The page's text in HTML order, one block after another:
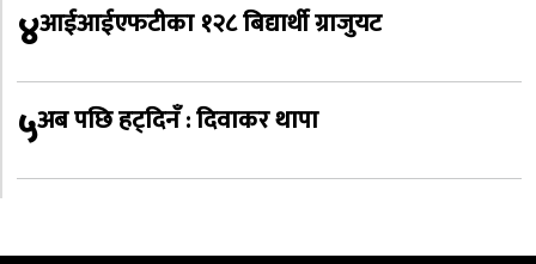
४आईआईएफटीका १२८ बिद्यार्थी ग्राजुयट
५अब पछि हट्दिनँ : दिवाकर थापा